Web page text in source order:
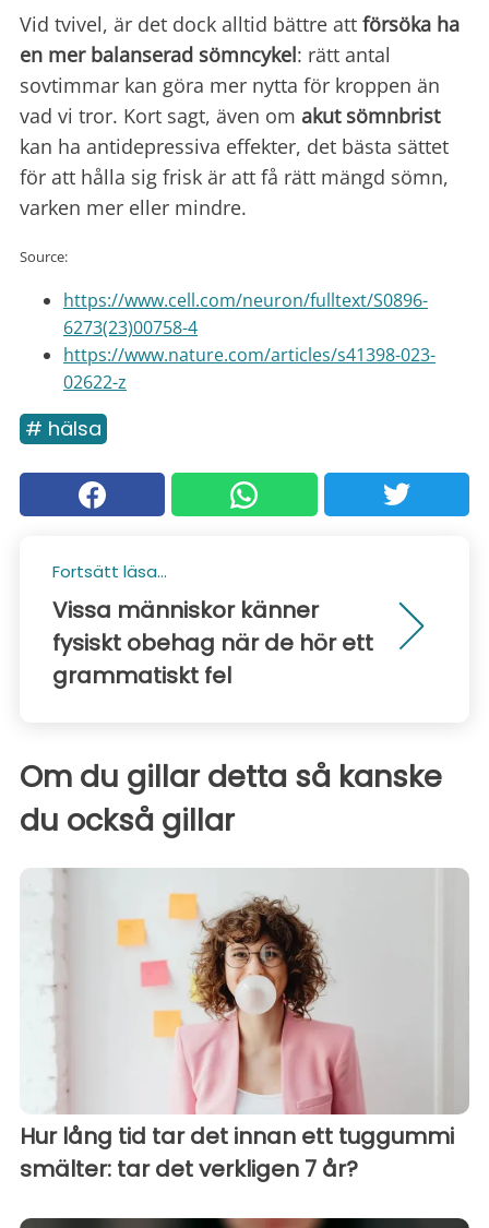
Vid tvivel, är det dock alltid bättre att försöka ha
en mer balanserad sömncykel: rätt antal
sovtimmar kan göra mer nytta för kroppen än
vad vi tror. Kort sagt, även om akut sömnbrist
kan ha antidepressiva effekter, det bästa sättet
för att hålla sig frisk är att få rätt mängd sömn,
varken mer eller mindre.
Source:
https://www.cell.com/neuron/fulltext/S0896-
6273(23)00758-4
https://www.nature.com/articles/s41398-023-
02622-z
# hälsa
Fortsätt läsa...
Vissa människor känner
fysiskt obehag när de hör ett
grammatiskt fel
Om du gillar detta så kanske
du också gillar
Hur lång tid tar det innan ett tuggummi
smälter: tar det verkligen 7 år?